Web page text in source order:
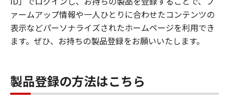
ァームアップ情報や一人ひとりに合わせたコンテンツの
表示などパーソナライズされたホームページを利用でき
ます。ぜひ、お持ちの製品登録をお願いいたします。
製品登録の方法はこちら